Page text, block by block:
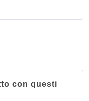
con questi